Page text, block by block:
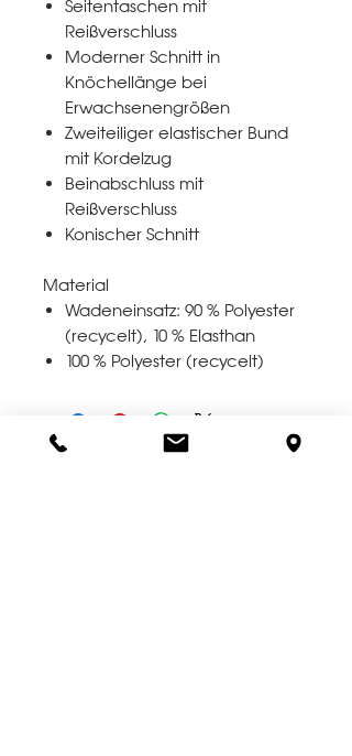
Seitentaschen mit
Reißverschluss
Moderner Schnitt in
Knöchellänge bei
Erwachsenengrößen
Zweiteiliger elastischer Bund
mit Kordelzug
Beinabschluss mit
Reißverschluss
Konischer Schnitt
Material
Wadeneinsatz: 90 % Polyester
(recycelt), 10 % Elasthan
100 % Polyester (recycelt)
*** FRAGEN ZUR GRÖSSE